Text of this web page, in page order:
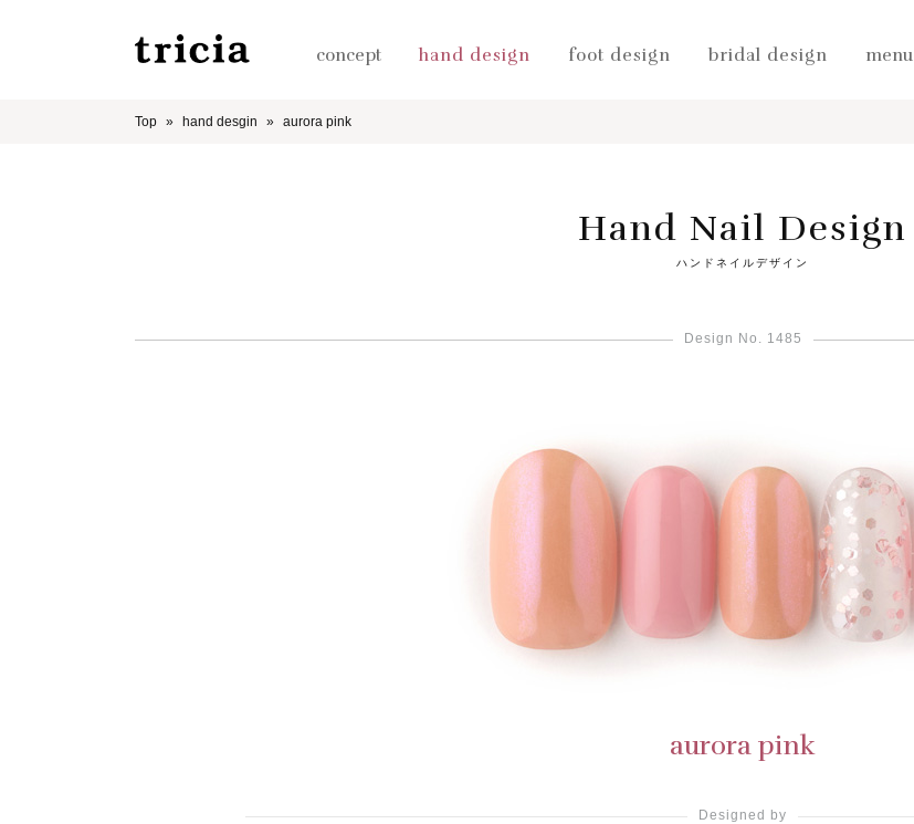
concept hand design foot design bridal design menu
Top hand desgin aurora pink
Hand Nail Design
ハンドネイルデザイン
Design No. 1485
aurora pink
Designed by